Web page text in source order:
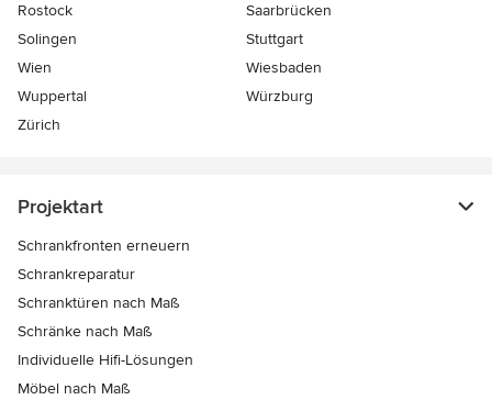
Rostock
Saarbrücken
Solingen
Stuttgart
Wien
Wiesbaden
Wuppertal
Würzburg
Zürich
Projektart
Schrankfronten erneuern
Schrankreparatur
Schranktüren nach Maß
Schränke nach Maß
Individuelle Hifi-Lösungen
Möbel nach Maß